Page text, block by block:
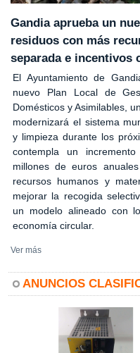
Gandia aprueba un
residuos con más
separada e incentivos
El Ayuntamiento de
nuevo Plan Local de
Domésticos y Asimilables,
modernizará el sistema
y limpieza durante los
contempla un
millones de euros
recursos humanos y
mejorar la recogida
un modelo alineado con
economía circular.
Ver más
ANUNCIOS